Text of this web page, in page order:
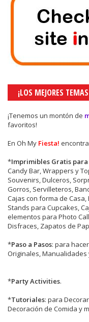
¡LOS MEJORES
¡Tenemos un montón de
favoritos!
En Oh My Fiesta!
*Imprimibles Gratis para
Candy Bar, Wrappers y
Souvenirs, Dulceros,
Gorros, Servilleteros,
Cajas con forma de
Stands para Cupcakes,
elementos para Photo
Disfraces, Zapatos de
*Paso a Pasos: para
Originales, Manualidades
*Party Activities.
*Tutoriales: para
Decoración de Comida y